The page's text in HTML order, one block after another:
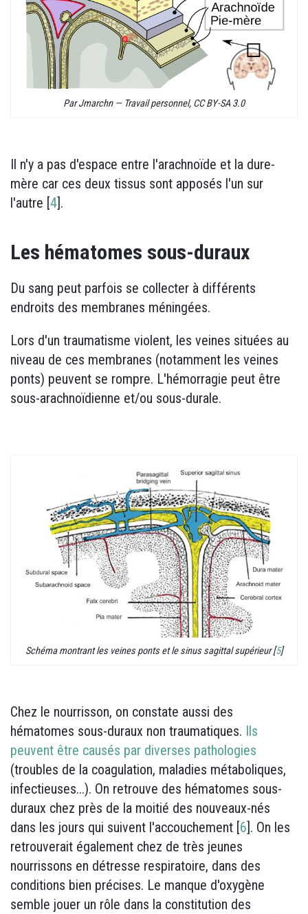
Par Jmarchn — Travail personnel, CC BY-SA 3.0
Il n'y a pas d'espace entre l'arachnoïde et la dure-
mère car ces deux tissus sont apposés l'un sur
l'autre [4].
Les hématomes sous-duraux
Du sang peut parfois se collecter à différents
endroits des membranes méningées.
Lors d'un traumatisme violent, les veines situées au
niveau de ces membranes (notamment les veines
ponts) peuvent se rompre. L'hémorragie peut être
sous-arachnoïdienne et/ou sous-durale.
Schéma montrant les veines ponts et le sinus sagittal supérieur [5]
Chez le nourrisson, on constate aussi des
hématomes sous-duraux non traumatiques. Ils
peuvent être causés par diverses pathologies
(troubles de la coagulation, maladies métaboliques,
infectieuses...). On retrouve des hématomes sous-
duraux chez près de la moitié des nouveaux-nés
dans les jours qui suivent l'accouchement [6]. On les
retrouverait également chez de très jeunes
nourrissons en détresse respiratoire, dans des
conditions bien précises. Le manque d'oxygène
semble jouer un rôle dans la constitution des